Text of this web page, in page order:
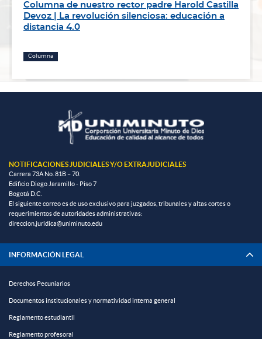
Columna de nuestro rector padre Harold Castilla
Devoz | La revolución silenciosa: educación a
distancia 4.0
Columna
NOTIFICACIONES JUDICIALES Y/O EXTRAJUDICIALES
Carrera 73A No. 81B – 70.
Edificio Diego Jaramillo - Piso 7
Bogotá D.C.
El siguiente correo es de uso exclusivo para juzgados, tribunales y altas cortes o
requerimientos de autoridades administrativas:
direccion.juridica@uniminuto.edu
INFORMACIÓN LEGAL
Derechos Pecuniarios
Documentos institucionales y normatividad interna general
Reglamento estudiantil
Reglamento profesoral